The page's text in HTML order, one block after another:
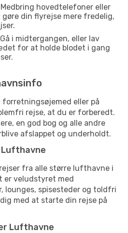
Medbring hovedtelefoner eller
din flyrejse mere fredelig,
Gå i midtergangen, eller lav
for at holde blodet i gang
forretningsøjemed eller på
rejse, at du er forberedt.
en god bog og alle andre
afslappet og underholdt.
fra alle større lufthavne i
er veludstyret med
lounges, spisesteder og toldfri
med at starte din rejse på
Lufthavne